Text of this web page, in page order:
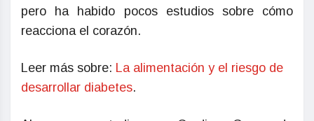
pero ha habido pocos estudios sobre cómo
reacciona el corazón.
Leer más sobre: La alimentación y el riesgo de
desarrollar diabetes.